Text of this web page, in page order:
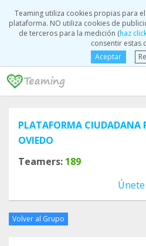
Teaming utiliza cookies propias para
plataforma. NO utiliza cookies de
de terceros para la medición (haz
consentir estas
Aceptar
PLATAFORMA CIUDADANA
OVIEDO
Teamers: 189
Únete
Volver al Grupo